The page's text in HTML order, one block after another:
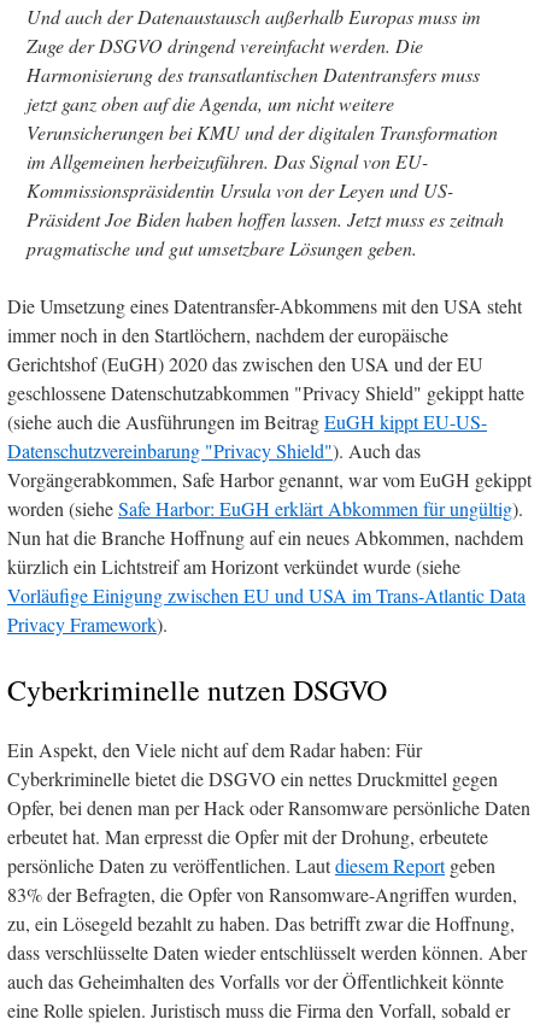
Und auch der Datenaustausch außerhalb Europas muss im
Zuge der DSGVO dringend vereinfacht werden. Die
Harmonisierung des transatlantischen Datentransfers muss
jetzt ganz oben auf die Agenda, um nicht weitere
Verunsicherungen bei KMU und der digitalen Transformation
im Allgemeinen herbeizuführen. Das Signal von EU-
Kommissionspräsidentin Ursula von der Leyen und US-
Präsident Joe Biden haben hoffen lassen. Jetzt muss es zeitnah
pragmatische und gut umsetzbare Lösungen geben.
Die Umsetzung eines Datentransfer-Abkommens mit den USA steht
immer noch in den Startlöchern, nachdem der europäische
Gerichtshof (EuGH) 2020 das zwischen den USA und der EU
geschlossene Datenschutzabkommen "Privacy Shield" gekippt hatte
(siehe auch die Ausführungen im BeitragEuGH kippt EU-US-
Datenschutzvereinbarung "Privacy Shield"). Auch das
Vorgängerabkommen, Safe Harbor genannt, war vom EuGH gekippt
worden (sieheSafe Harbor: EuGH erklärt Abkommen für ungültig).
Nun hat die Branche Hoffnung auf ein neues Abkommen, nachdem
kürzlich ein Lichtstreif am Horizont verkündet wurde (siehe
Vorläufige Einigung zwischen EU und USA im Trans-Atlantic Data
Privacy Framework).
Cyberkriminelle nutzen DSGVO
Ein Aspekt, den Viele nicht auf dem Radar haben: Für
Cyberkriminelle bietet die DSGVO ein nettes Druckmittel gegen
Opfer, bei denen man per Hack oder Ransomware persönliche Daten
erbeutet hat. Man erpresst die Opfer mit der Drohung, erbeutete
persönliche Daten zu veröffentlichen. Lautdiesem Reportgeben
83% der Befragten, die Opfer von Ransomware-Angriffen wurden,
zu, ein Lösegeld bezahlt zu haben. Das betrifft zwar die Hoffnung,
dass verschlüsselte Daten wieder entschlüsselt werden können. Aber
auch das Geheimhalten des Vorfalls vor der Öffentlichkeit könnte
eine Rolle spielen. Juristisch muss die Firma den Vorfall, sobald er